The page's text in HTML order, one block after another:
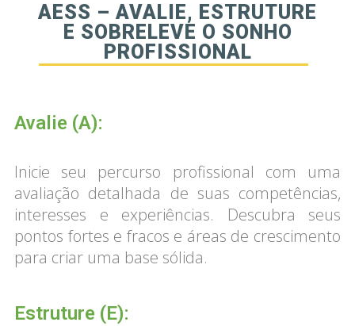
AESS – AVALIE, ESTRUTURE
E SOBRELEVE O SONHO
PROFISSIONAL
Avalie (A):
Inicie seu percurso profissional com uma
avaliação detalhada de suas competências,
interesses e experiências. Descubra seus
pontos fortes e fracos e áreas de crescimento
para criar uma base sólida.
Estruture (E):